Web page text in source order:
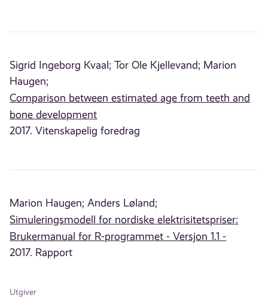
Sigrid Ingeborg Kvaal; Tor Ole Kjellevand; Marion
Haugen;
Comparison between estimated age from teeth and
bone development
2017. Vitenskapelig foredrag
Marion Haugen; Anders Løland;
Simuleringsmodell for nordiske elektrisitetspriser:
Brukermanual for R-programmet - Versjon 1.1 -
2017. Rapport
Utgiver